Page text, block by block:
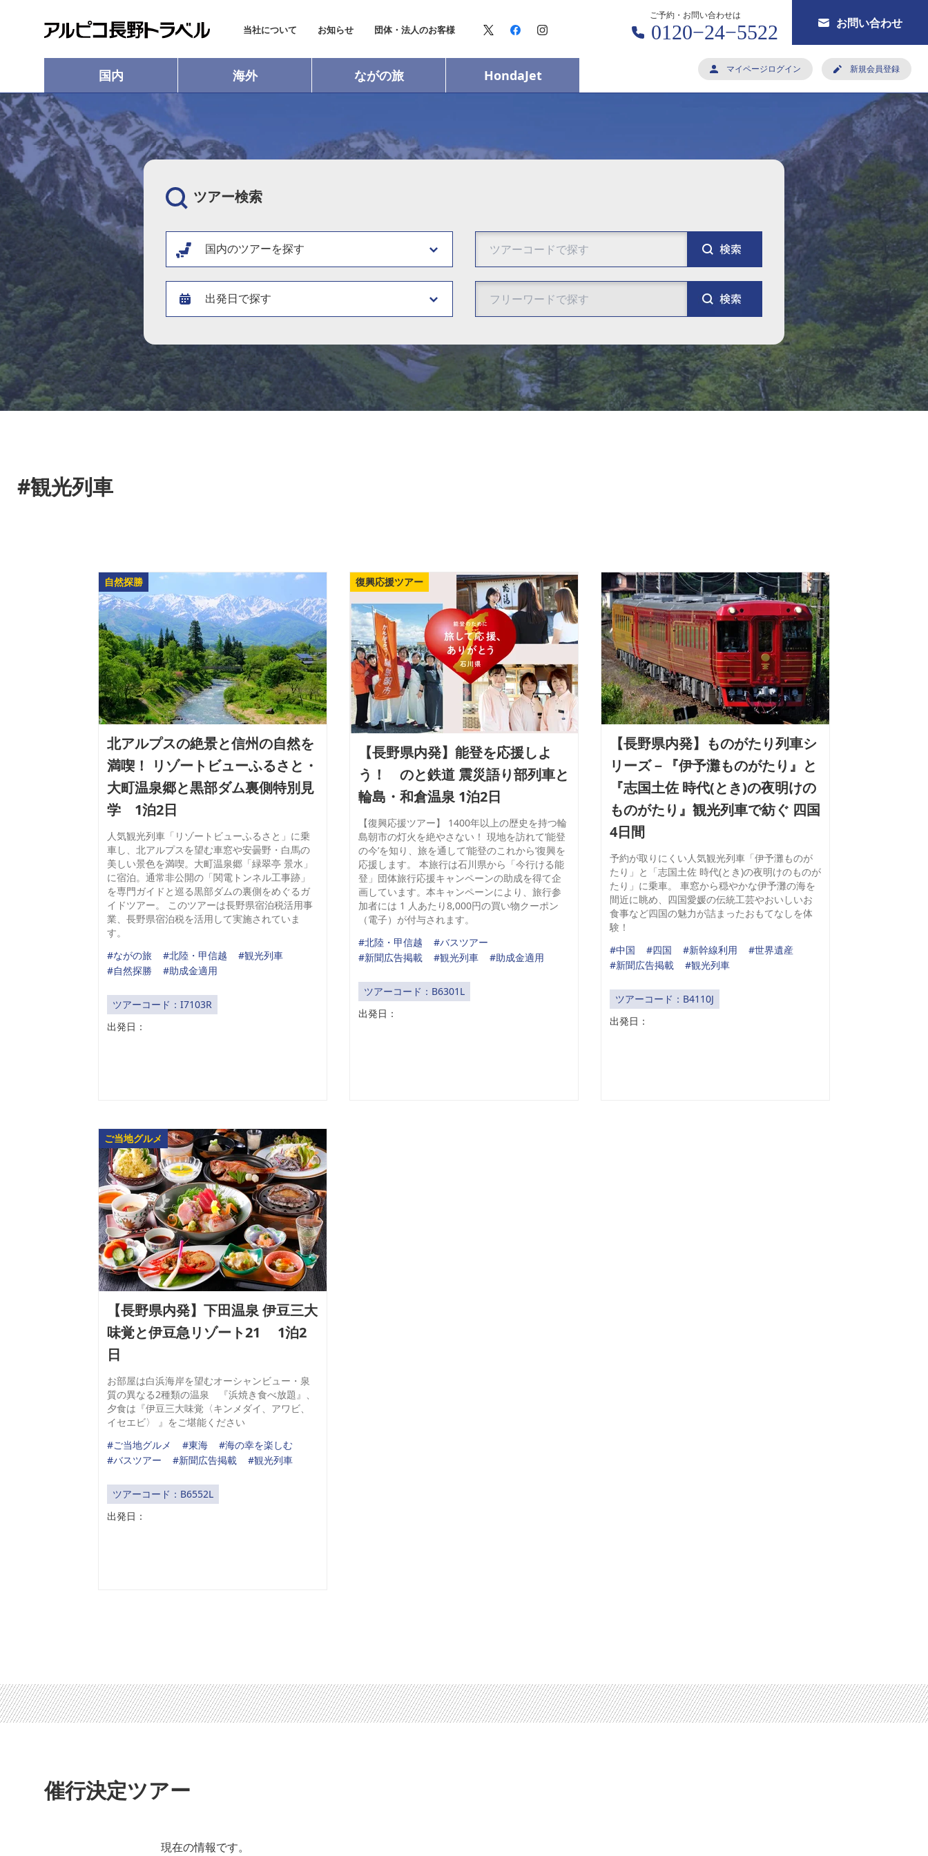
当社について お知らせ 団体・法人のお客様
マイページログイン 新規会員登録
ご予約・お問い合わせは
0120−24−5522 お問い合わせ
国内 海外 ながの旅 HondaJet
ツアー検索
国内のツアーを探す
#観光列車
自然探勝
北アルプスの絶景と信州の自然を
満喫！ リゾートビューふるさと・
大町温泉郷と黒部ダム裏側特別見
学 1泊2日
人気観光列車「リゾートビューふるさと」に乗
車し、北アルプスを望む車窓や安曇野・白馬の
美しい景色を満喫。大町温泉郷「緑翠亭 景水」
に宿泊。通常非公開の「関電トンネル工事跡」
を専門ガイドと巡る黒部ダムの裏側をめぐるガ
イドツアー。 このツアーは長野県宿泊税活用事
業、長野県宿泊税を活用して実施されていま
す。
#ながの旅
#北陸・甲信越
#観光列車
#自然探勝
#助成金適用
ツアーコード：I7103R
出発日：
復興応援ツアー
【長野県内発】能登を応援しよ
う！ のと鉄道 震災語り部列車と
輪島・和倉温泉 1泊2日
【復興応援ツアー】 1400年以上の歴史を持つ輪
島朝市の灯火を絶やさない！ 現地を訪れて‘能登
の今’を知り、旅を通して‘能登のこれから’復興を
応援します。 本旅行は石川県から「今行ける能
登」団体旅行応援キャンペーンの助成を得て企
画しています。本キャンペーンにより、旅行参
加者には 1 人あたり8,000円の買い物クーポン
（電子）が付与されます。
#北陸・甲信越
#バスツアー
#新聞広告掲載
#観光列車 #助成金適用
ツアーコード：B6301L
出発日：
【長野県内発】ものがたり列車シ
リーズ－『伊予灘ものがたり』と
『志国土佐 時代(とき)の夜明けの
ものがたり』観光列車で紡ぐ 四国
4日間
予約が取りにくい人気観光列車「伊予灘ものが
たり」と「志国土佐 時代(とき)の夜明けのものが
たり」に乗車。 車窓から穏やかな伊予灘の海を
間近に眺め、四国愛媛の伝統工芸やおいしいお
食事など四国の魅力が詰まったおもてなしを体
験！
#中国
#四国 #新幹線利用
#世界遺産
#新聞広告掲載
#観光列車
ツアーコード：B4110J
出発日：
ご当地グルメ
【長野県内発】下田温泉 伊豆三大
味覚と伊豆急リゾート21 1泊2
日
お部屋は白浜海岸を望むオーシャンビュー・泉
質の異なる2種類の温泉 『浜焼き食べ放題』、
夕食は『伊豆三大味覚〈キンメダイ、アワビ、
イセエビ〉 』をご堪能ください
#ご当地グルメ
#東海
#海の幸を楽しむ
#バスツアー
#新聞広告掲載 #観光列車
ツアーコード：B6552L
出発日：
催行決定ツアー
現在の情報です。